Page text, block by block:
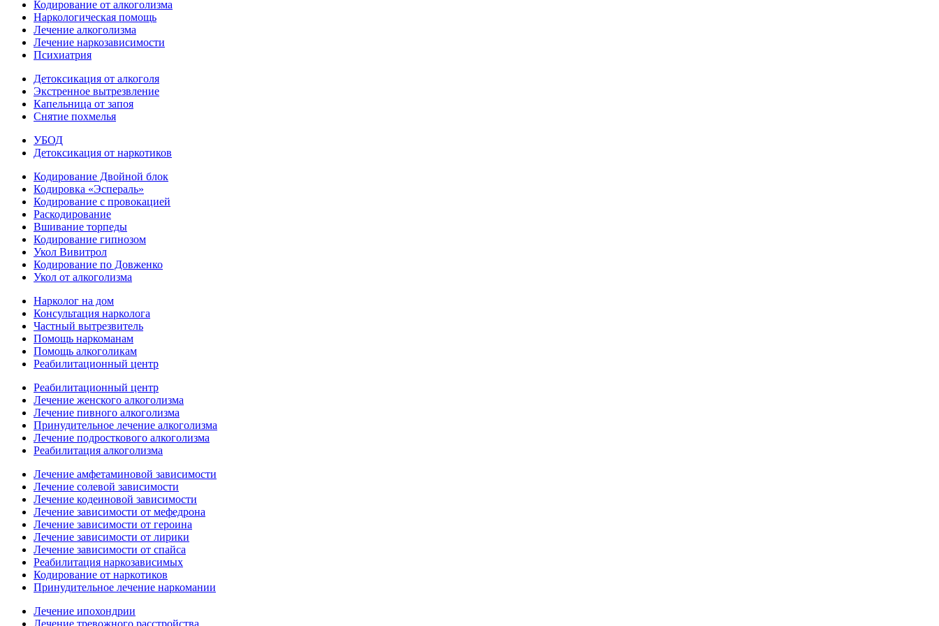
Кодирование от алкоголизма
Наркологическая помощь
Лечение алкоголизма
Лечение наркозависимости
Психиатрия
Детоксикация от алкоголя
Экстренное вытрезвление
Капельница от запоя
Снятие похмелья
УБОД
Детоксикация от наркотиков
Кодирование Двойной блок
Кодировка «Эспераль»
Кодирование с провокацией
Раскодирование
Вшивание торпеды
Кодирование гипнозом
Укол Вивитрол
Кодирование по Довженко
Укол от алкоголизма
Нарколог на дом
Консультация нарколога
Частный вытрезвитель
Помощь наркоманам
Помощь алкоголикам
Реабилитационный центр
Реабилитационный центр
Лечение женского алкоголизма
Лечение пивного алкоголизма
Принудительное лечение алкоголизма
Лечение подросткового алкоголизма
Реабилитация алкоголизма
Лечение амфетаминовой зависимости
Лечение солевой зависимости
Лечение кодеиновой зависимости
Лечение зависимости от мефедрона
Лечение зависимости от героина
Лечение зависимости от лирики
Лечение зависимости от спайса
Реабилитация наркозависимых
Кодирование от наркотиков
Принудительное лечение наркомании
Лечение ипохондрии
Лечение тревожного расстройства